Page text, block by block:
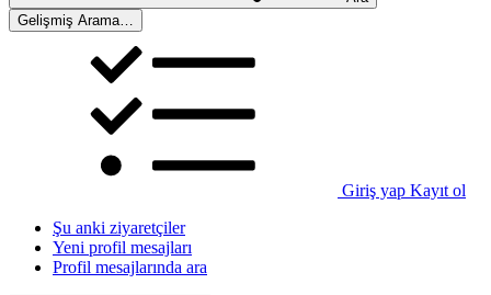
Gelişmiş Arama…
Giriş yap Kayıt ol
Şu anki ziyaretçiler
Yeni profil mesajları
Profil mesajlarında ara